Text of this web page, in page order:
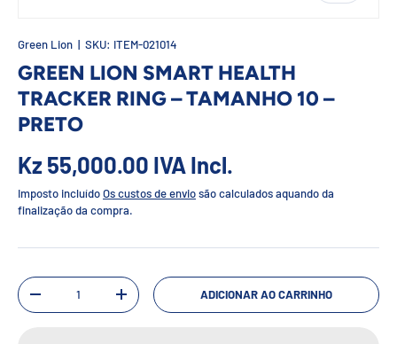
Green Lion | SKU: ITEM-021014
GREEN LION SMART HEALTH
TRACKER RING – TAMANHO 10 –
PRETO
Kz 55,000.00 IVA Incl.
Imposto incluídoOs custos de enviosão calculados aquando da
finalização da compra.
Qtd.
-
+ ADICIONAR AO CARRINHO